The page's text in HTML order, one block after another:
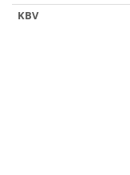
KBV